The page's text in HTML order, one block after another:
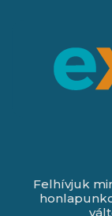
Felhívjuk